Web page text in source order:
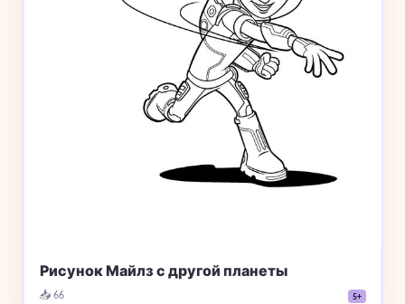
Рисунок Майлз с другой планеты
📥 66 5+